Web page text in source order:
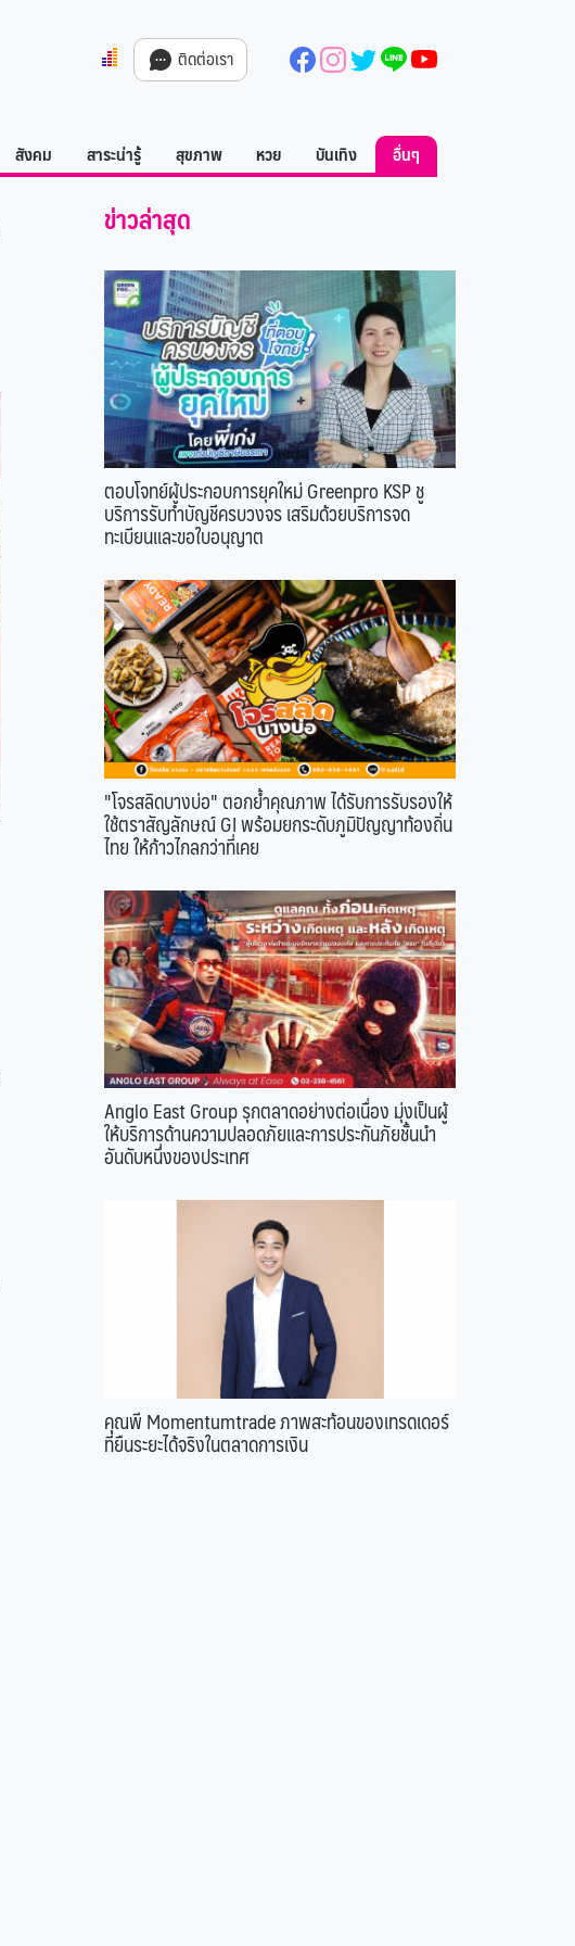
ติดต่อเรา FacebookInstagram
TwitterLineYouTube
สังคม สาระน่ารู้ สุขภาพ หวย บันเทิง อื่นๆ
ข่าวล่าสุด
ตอบโจทย์ผู้ประกอบการยุคใหม่ Greenpro KSP ชู
บริการรับทำบัญชีครบวงจร เสริมด้วยบริการจด
ทะเบียนและขอใบอนุญาต
"โจรสลิดบางบ่อ" ตอกย้ำคุณภาพ ได้รับการรับรองให้
ใช้ตราสัญลักษณ์ GI พร้อมยกระดับภูมิปัญญาท้องถิ่น
ไทย ให้ก้าวไกลกว่าที่เคย
Anglo East Group รุกตลาดอย่างต่อเนื่อง มุ่งเป็นผู้
ให้บริการด้านความปลอดภัยและการประกันภัยชั้นนำ
อันดับหนึ่งของประเทศ
คุณพี Momentumtrade ภาพสะท้อนของเทรดเดอร์
ที่ยืนระยะได้จริงในตลาดการเงิน